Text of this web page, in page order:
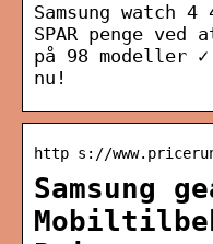
Samsung watch
SPAR penge ved
på 98 modeller
nu!
http s://
Samsung